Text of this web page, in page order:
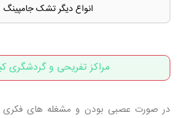
انواع دیگر تشک جامپینگ
مراکز تفریحی و گردشگری
در صورت عصبی بودن و مشغله های فکری